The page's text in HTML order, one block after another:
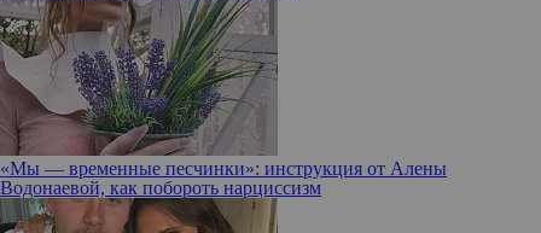
«Мы — временные песчинки»: инструкция от Алены
Водонаевой, как побороть нарциссизм